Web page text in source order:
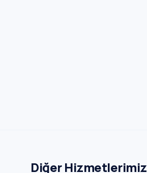
Diğer Hizmetlerimiz